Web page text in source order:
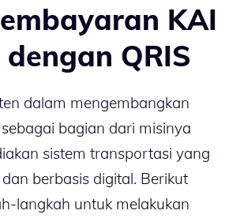
KAI
dengan QRIS
dalam mengembangkan
bagian dari misinya
sistem transportasi yang
berbasis digital. Berikut
langkah untuk melakukan